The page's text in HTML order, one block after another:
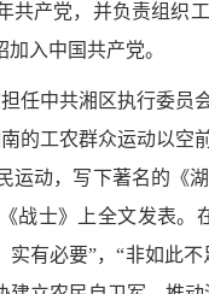
共产党，并负责组织
入中国共产党。
任中共湘区执行委
的工农群众运动以空
运动，写下著名的《
战士》上全文发表
有必要”，“非如此